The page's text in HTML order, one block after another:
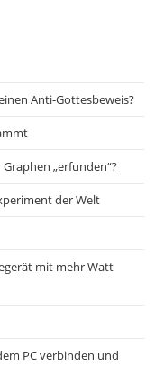
Anti-Gottesbeweis?
„erfunden“?
der Welt
mit mehr Watt
PC verbinden und